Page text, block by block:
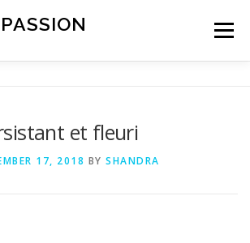
Menu
et fleuri
17, 2018 BY SHANDRA